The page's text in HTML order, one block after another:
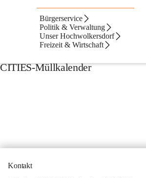
Bürgerservice
Politik & Verwaltung
Unser Hochwolkersdorf
Freizeit & Wirtschaft
Müllkalender
CITIES-Müllkalender
Kontakt